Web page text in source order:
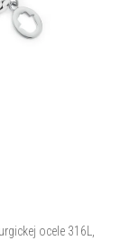
ocele 316L,